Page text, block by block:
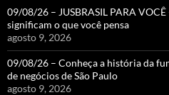
09/08/26 – JUSBRASIL PARA
significam o que você pensa
agosto 9, 2026
09/08/26 – Conheça a história da
de negócios de São Paulo
agosto 9, 2026